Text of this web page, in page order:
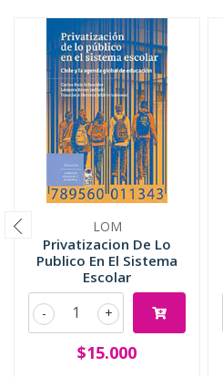
LOM
Privatizacion De Lo
Publico En El Sistema
Escolar
+
-
$15.000